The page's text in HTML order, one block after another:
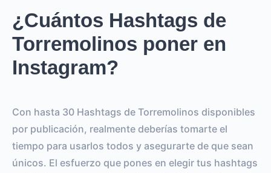
¿Cuántos Hashtags de
Torremolinos poner en
Instagram?
Con hasta 30 Hashtags de Torremolinos disponibles
por publicación, realmente deberías tomarte el
tiempo para usarlos todos y asegurarte de que sean
únicos. El esfuerzo que pones en elegir tus hashtags